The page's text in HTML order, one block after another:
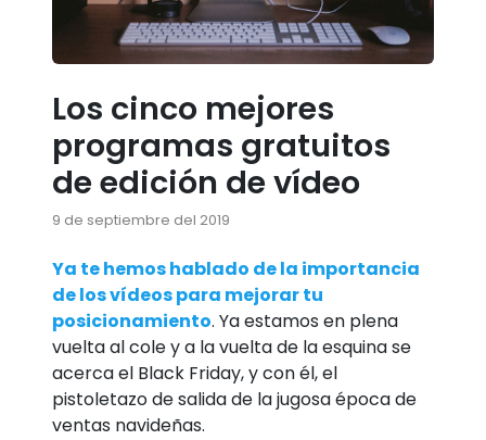
Los cinco mejores
programas gratuitos
de edición de vídeo
9 de septiembre del 2019
Ya te hemos hablado de la importancia
de los vídeos para mejorar tu
posicionamiento. Ya estamos en plena
vuelta al cole y a la vuelta de la esquina se
acerca el Black Friday, y con él, el
pistoletazo de salida de la jugosa época de
ventas navideñas.